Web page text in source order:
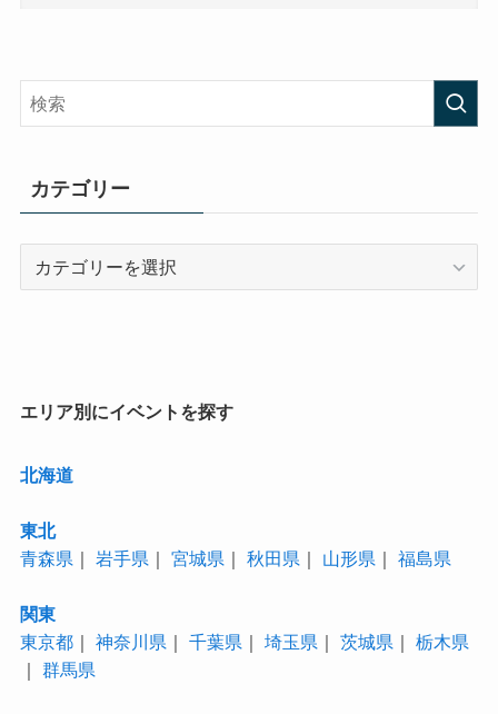
カテゴリー
エリア別にイベントを探す
北海道
東北
青森県
岩手県 宮城県 秋田県 山形県 福島県
関東
東京都｜ 神奈川県 千葉県 埼玉県 茨城県
栃木県
群馬県